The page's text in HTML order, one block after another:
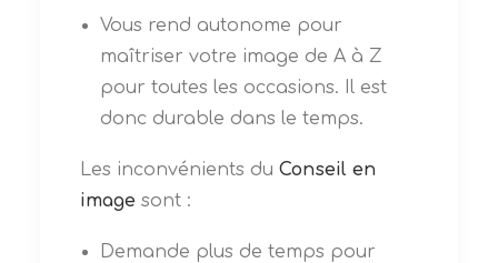
Vous rend autonome pour
maîtriser votre image de A à Z
pour toutes les occasions. Il est
donc durable dans le temps.
Les inconvénients du Conseil en
image sont :
Demande plus de temps pour